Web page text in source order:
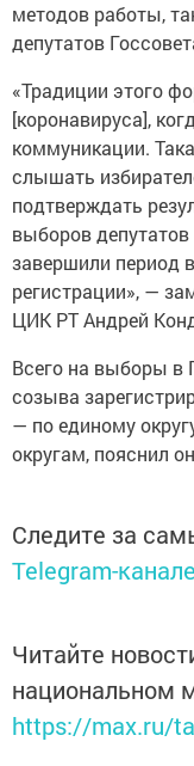
методов работы,
депутатов
«Традиции этого
[коронавируса],
коммуникации.
слышать
подтверждать
выборов
завершили период
регистрации», —
ЦИК РТ Андрей
Всего на выборы в
созыва
— по единому
округам, пояснил
Следите за
Telegram-канале
Читайте
национальном
https://max.ru/